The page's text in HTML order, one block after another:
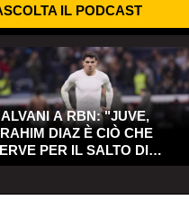
IL PODCAST
A RBN: "JUVE,
DIAZ È CIÒ CHE
PER IL SALTO DI